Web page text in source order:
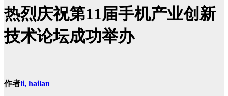
热烈庆祝第11届手机产业创新
技术论坛成功举办
作者li, hailan